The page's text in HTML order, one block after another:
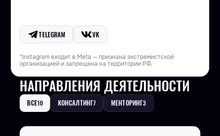
TELEGRAM VK
*Instagram входит в Meta — признана экстремистской
организацией и запрещена на территории РФ.
НАПРАВЛЕНИЯ ДЕЯТЕЛЬНОСТИ
ВСЕ10 КОНСАЛТИНГ7 МЕНТОРИНГ3